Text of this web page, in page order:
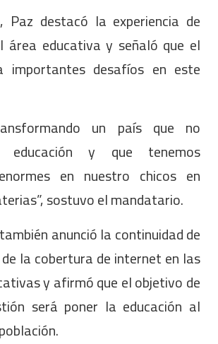
Paz destacó la experiencia de
área educativa y señaló que el
importantes desafíos en este
un país que no
educación y que tenemos
en nuestro chicos en
sostuvo el mandatario.
anunció la continuidad de
la cobertura de internet en las
y afirmó que el objetivo de
será poner la educación al